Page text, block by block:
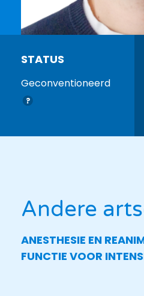
STATUS
Geconventioneerd
Andere
ANESTHESIE EN
FUNCTIE VOOR